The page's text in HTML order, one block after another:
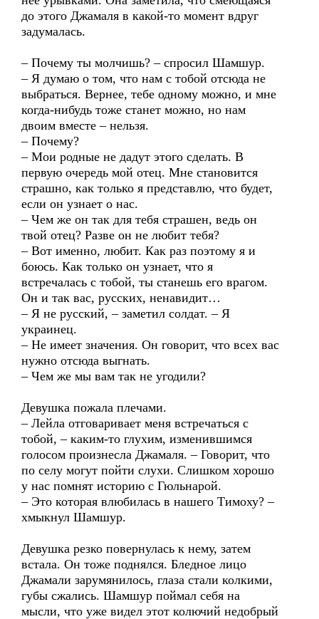
до этого Джамаля в какой-то момент вдруг
задумалась.
– Почему ты молчишь? – спросил Шамшур.
– Я думаю о том, что нам с тобой отсюда не
выбраться. Вернее, тебе одному можно, и мне
когда-нибудь тоже станет можно, но нам
двоим вместе – нельзя.
– Почему?
– Мои родные не дадут этого сделать. В
первую очередь мой отец. Мне становится
страшно, как только я представлю, что будет,
если он узнает о нас.
– Чем же он так для тебя страшен, ведь он
твой отец? Разве он не любит тебя?
– Вот именно, любит. Как раз поэтому я и
боюсь. Как только он узнает, что я
встречалась с тобой, ты станешь его врагом.
Он и так вас, русских, ненавидит…
– Я не русский, – заметил солдат. – Я
украинец.
– Не имеет значения. Он говорит, что всех вас
нужно отсюда выгнать.
– Чем же мы вам так не угодили?
Девушка пожала плечами.
– Лейла отговаривает меня встречаться с
тобой, – каким-то глухим, изменившимся
голосом произнесла Джамаля. – Говорит, что
по селу могут пойти слухи. Слишком хорошо
у нас помнят историю с Гюльнарой.
– Это которая влюбилась в нашего Тимоху? –
хмыкнул Шамшур.
Девушка резко повернулась к нему, затем
встала. Он тоже поднялся. Бледное лицо
Джамали зарумянилось, глаза стали колкими,
губы сжались. Шамшур поймал себя на
мысли, что уже видел этот колючий недобрый